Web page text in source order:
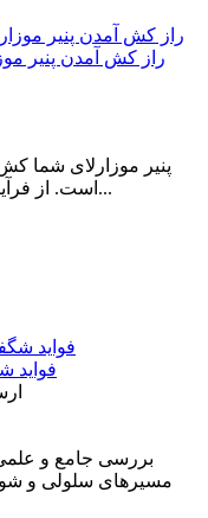
راز کش آمدن پنیر
پنیر موزارلای شما
است. از فرآیند پاستا فیلاتا تا نقش «کهنگی» و قندها در...
فواید
بررسی جامع و
مسیرهای سلولی و